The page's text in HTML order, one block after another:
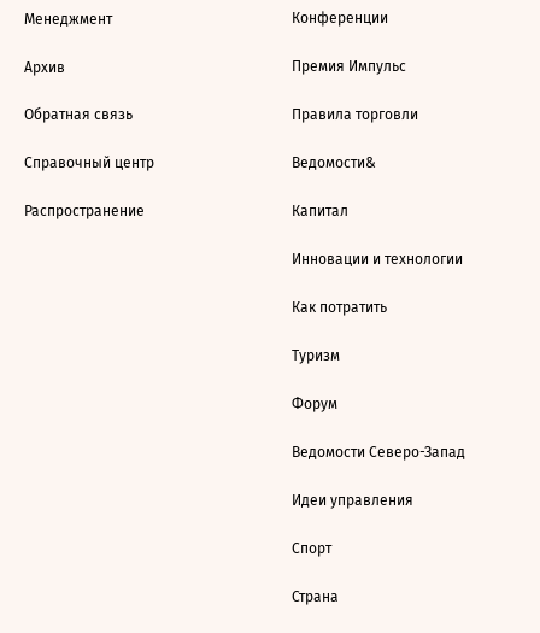
Менеджмент
Архив
Обратная связь
Справочный центр
Распространение
Конференции
Премия Импульс
Правила торговли
Ведомости&
Капитал
Инновации и технологии
Как потратить
Туризм
Форум
Ведомости Северо-Запад
Идеи управления
Спорт
Страна